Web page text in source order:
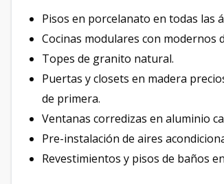
Pisos en porcelanato en todas las
Cocinas modulares con modernos
Topes de granito natural.
Puertas y closets en madera
de primera.
Ventanas corredizas en aluminio
Pre-instalación de aires
Revestimientos y pisos de baños